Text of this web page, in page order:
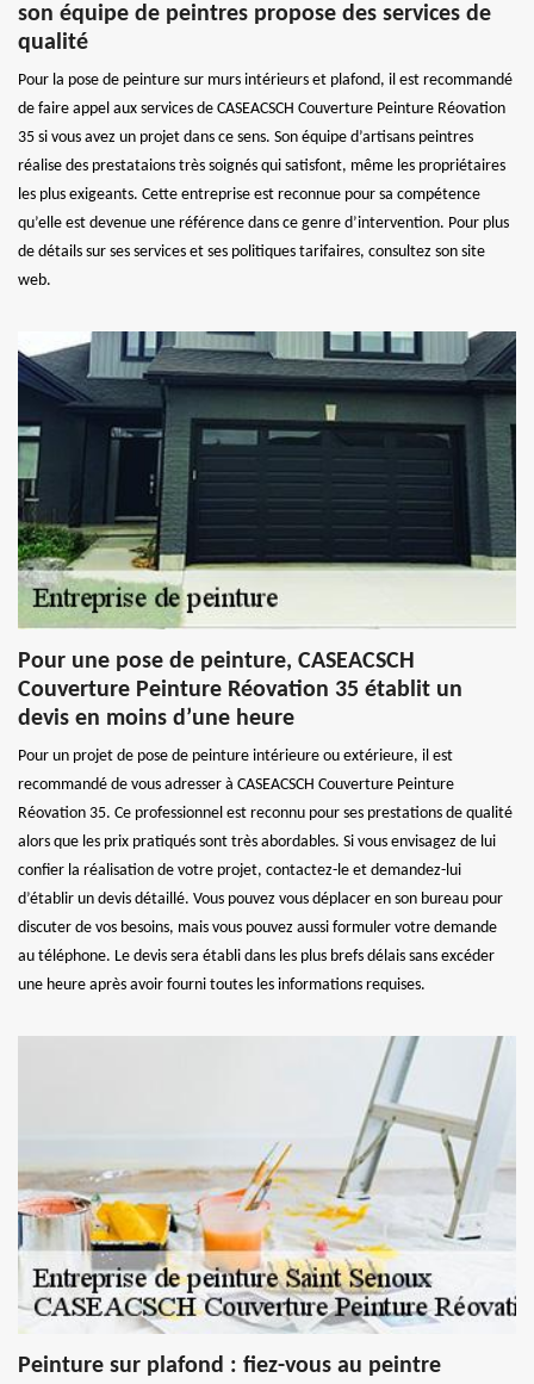
son équipe de peintres propose des services de
qualité
Pour la pose de peinture sur murs intérieurs et plafond, il est recommandé
de faire appel aux services de CASEACSCH Couverture Peinture Réovation
35 si vous avez un projet dans ce sens. Son équipe d’artisans peintres
réalise des prestataions très soignés qui satisfont, même les propriétaires
les plus exigeants. Cette entreprise est reconnue pour sa compétence
qu’elle est devenue une référence dans ce genre d’intervention. Pour plus
de détails sur ses services et ses politiques tarifaires, consultez son site
web.
Pour une pose de peinture, CASEACSCH
Couverture Peinture Réovation 35 établit un
devis en moins d’une heure
Pour un projet de pose de peinture intérieure ou extérieure, il est
recommandé de vous adresser à CASEACSCH Couverture Peinture
Réovation 35. Ce professionnel est reconnu pour ses prestations de qualité
alors que les prix pratiqués sont très abordables. Si vous envisagez de lui
confier la réalisation de votre projet, contactez-le et demandez-lui
d’établir un devis détaillé. Vous pouvez vous déplacer en son bureau pour
discuter de vos besoins, mais vous pouvez aussi formuler votre demande
au téléphone. Le devis sera établi dans les plus brefs délais sans excéder
une heure après avoir fourni toutes les informations requises.
Peinture sur plafond : fiez-vous au peintre